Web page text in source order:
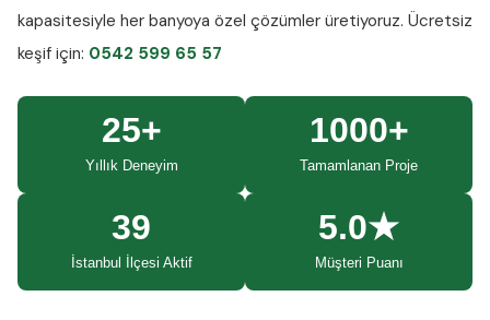
kapasitesiyle her banyoya özel çözümler üretiyoruz. Ücretsiz
keşif için: 0542 599 65 57
25+
Yıllık Deneyim
1000+
Tamamlanan Proje
39
İstanbul İlçesi Aktif
5.0★
Müşteri Puanı